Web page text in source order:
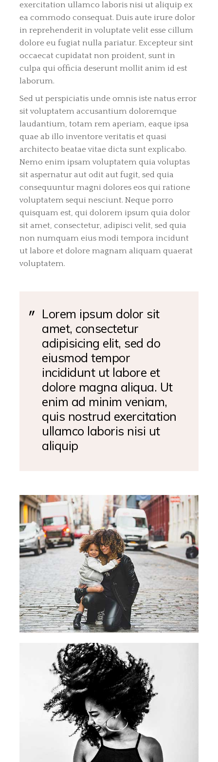
exercitation ullamco laboris nisi ut aliquip ex
ea commodo consequat. Duis aute irure dolor
in reprehenderit in voluptate velit esse cillum
dolore eu fugiat nulla pariatur. Excepteur sint
occaecat cupidatat non proident, sunt in
culpa qui officia deserunt mollit anim id est
laborum.
Sed ut perspiciatis unde omnis iste natus error
sit voluptatem accusantium doloremque
laudantium, totam rem aperiam, eaque ipsa
quae ab illo inventore veritatis et quasi
architecto beatae vitae dicta sunt explicabo.
Nemo enim ipsam voluptatem quia voluptas
sit aspernatur aut odit aut fugit, sed quia
consequuntur magni dolores eos qui ratione
voluptatem sequi nesciunt. Neque porro
quisquam est, qui dolorem ipsum quia dolor
sit amet, consectetur, adipisci velit, sed quia
non numquam eius modi tempora incidunt
ut labore et dolore magnam aliquam quaerat
voluptatem.
Lorem ipsum dolor sit
amet, consectetur
adipisicing elit, sed do
eiusmod tempor
incididunt ut labore et
dolore magna aliqua. Ut
enim ad minim veniam,
quis nostrud exercitation
ullamco laboris nisi ut
aliquip